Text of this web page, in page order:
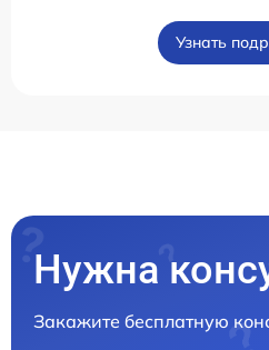
Узнать
Нужна
Закажите бесплатную